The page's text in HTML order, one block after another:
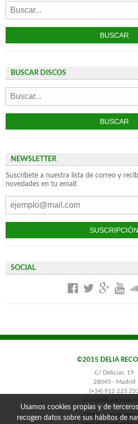
BUSCAR DISCOS
NEWSLETTER
Suscríbete a nuestra lista de correo y
novedades en tu email:
SOCIAL
©2015 DELIA
C/ Delicias, 19
28045 - Madrid
(+34) 912 223
Diseño y
Usamos cookies propias y de
recogen datos sobre sus hábitos de